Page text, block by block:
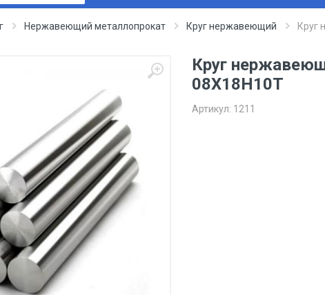
Нержавеющий металлопрокат Круг нержавеющий Круг
Круг
08Х18Н10Т
Артикул: 1211